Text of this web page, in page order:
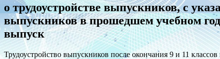
о трудоустройстве выпускников, с
выпускников в прошедшем учебном
выпуск
Трудоустройство выпускников после окончания 9 и 11